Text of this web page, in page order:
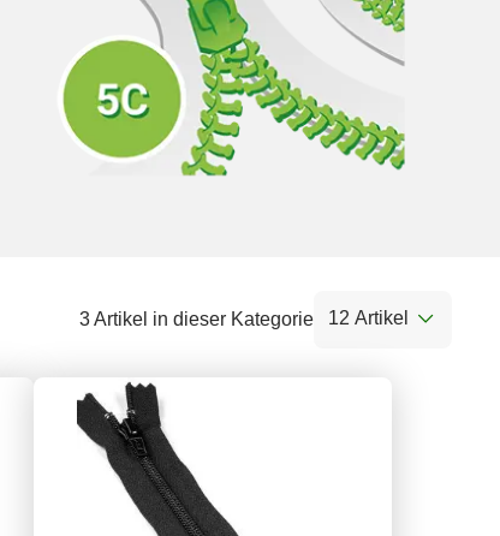
3 Artikel in dieser Kategorie 12 Artikel